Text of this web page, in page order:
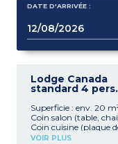
DATE D'ARRIVÉE :
Lodge Canada
standard 4 pers.
Superficie : env. 20
Coin salon (table,
Coin cuisine (plaque
cuisson, réfrigérateur,
VOIR PLUS